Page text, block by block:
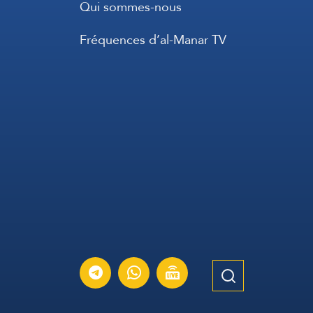
Qui sommes-nous
Fréquences d’al-Manar TV